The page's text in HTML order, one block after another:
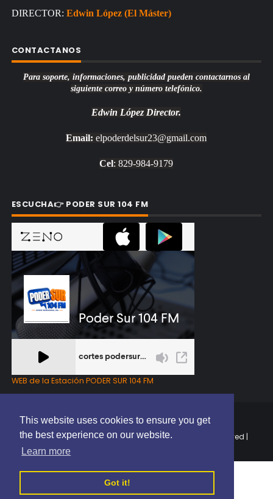
This website uses cookies to ensure you get
the best experience on our website.
Learn more
Got it!
DIRECTOR: Edwin López (El Máster)
CONTACTANOS
Para soporte, informaciones, publicidad pueden contactarnos al
siguiente correo y número telefónico.
Edwin López Director.
Email: elpoderdelsur23@gmail.com
Cel: 829-984-9179
ESCUCHA👉 PODER SUR 104 FM
WEB de la Estación PODER SUR 104 FM
Copyright © 2025 | EL PODER DEL SUR RD | All Rights Reserved |